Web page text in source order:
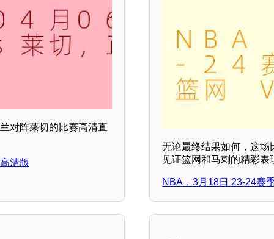
对阵莱切的比赛高清直
清版
无论最终结果如何，这场
见证篮网和马刺的精彩
NBA，3月18日 23-24赛